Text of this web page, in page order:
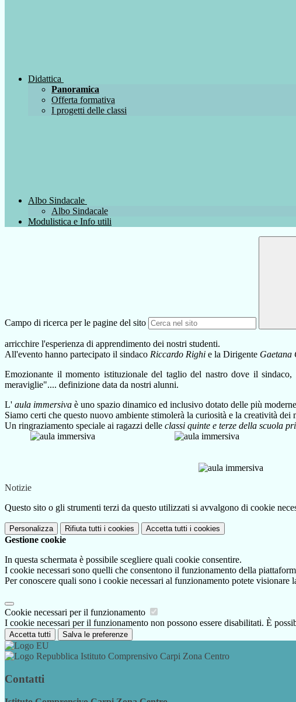
Didattica
Panoramica
Offerta formativa
I progetti delle classi
Albo Sindacale
Albo Sindacale
Modulistica e Info utili
Campo di ricerca per le pagine del sito
arricchire l'esperienza di apprendimento dei nostri studenti.
All'evento hanno partecipato il sindaco Riccardo Righi e la Dirigente Gaetana
Emozionante il momento istituzionale del taglio del nastro dove il
meraviglie".... definizione data da nostri alunni.
L' aula immersiva è uno spazio dinamico ed inclusivo dotato delle più
Siamo certi che questo nuovo ambiente stimolerà la curiosità e la creatività
Un ringraziamento speciale ai ragazzi delle classi quinte e terze della scuola
Notizie
Questo sito o gli strumenti terzi da questo utilizzati si avvalgono di cookie
Personalizza Rifiuta tutti i cookies Accetta tutti i cookies
Gestione cookie
In questa schermata è possibile scegliere quali cookie consentire.
I cookie necessari sono quelli che consentono il funzionamento della
Per conoscere quali sono i cookie necessari al funzionamento potete visionare
Cookie necessari per il funzionamento
I cookie necessari per il funzionamento non possono essere disabilitati. È
Accetta tutti Salva le preferenze
Istituto Comprensivo Carpi Zona Centro
Contatti